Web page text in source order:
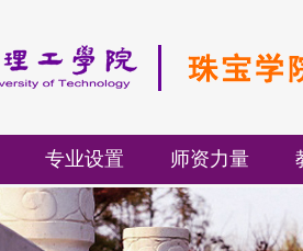
专业设置 师资力量